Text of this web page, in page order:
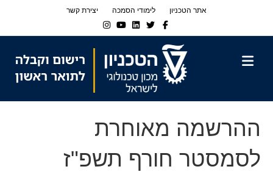
אתר הטכניון לימודי הסמכה
יצירת קשר
Facebook
Twitter
Linkedin
Youtube
Instagram
ההרשמה מאוחרת
לסמסטר חורף תשפ"ז